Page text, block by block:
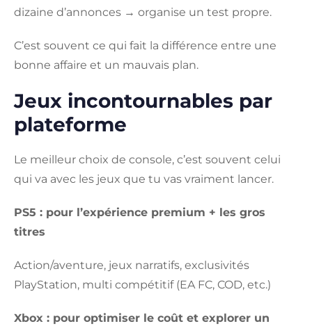
dizaine d’annonces → organise un test propre.
C’est souvent ce qui fait la différence entre une
bonne affaire et un mauvais plan.
Jeux incontournables par
plateforme
Le meilleur choix de console, c’est souvent celui
qui va avec les jeux que tu vas vraiment lancer.
PS5 : pour l’expérience premium + les gros
titres
Action/aventure, jeux narratifs, exclusivités
PlayStation, multi compétitif (EA FC, COD, etc.)
Xbox : pour optimiser le coût et explorer un